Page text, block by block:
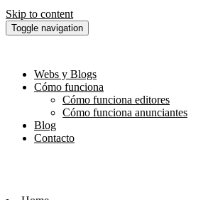
Skip to content
Toggle navigation
Webs y Blogs
Cómo funciona
Cómo funciona editores
Cómo funciona anunciantes
Blog
Contacto